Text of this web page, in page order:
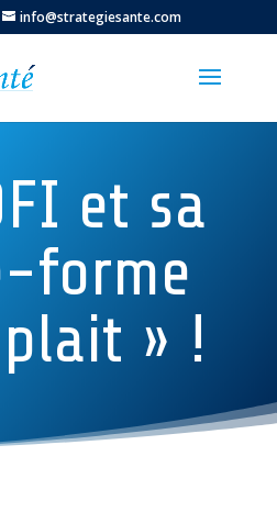
info@strategiesante.com
et sa
forme
» !